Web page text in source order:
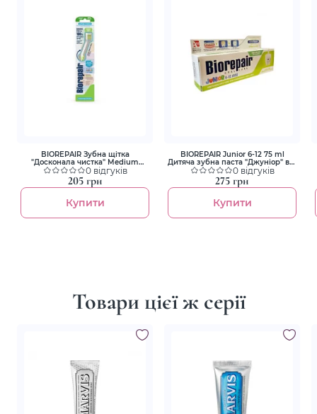
BIOREPAIR Зубна щітка
"Досконала чистка" Medium
Soft,Junior 6-12 років
0 відгуків
205 грн
Купити
BIOREPAIR Junior 6-12 75 ml
Дитяча зубна паста "Джуніор" від
6 до 12 років
0 відгуків
275 грн
Купити
Товари цієї ж серії